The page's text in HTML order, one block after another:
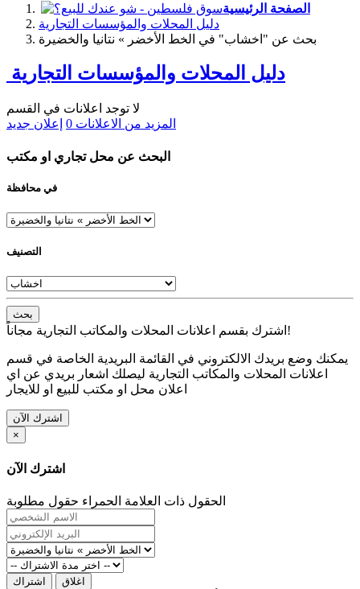
الصفحة الرئيسية
دليل المحلات والمؤسسات التجارية
بحث عن "اخشاب" في الخط الأخضر » نتانيا والخضيرة
دليل المحلات والمؤسسات التجارية
لا توجد اعلانات في القسم
المزيد من الاعلانات 0 إعلان جديد
البحث عن محل تجاري او مكتب
في محافظة
التصنيف
بحث
اشترك بقسم اعلانات المحلات والمكاتب التجارية مجاناً!
يمكنك وضع بريدك الالكتروني في القائمة البريدية الخاصة في قسم
اعلانات المحلات والمكاتب التجارية ليصلك اشعار بريدي عن اي
اعلان محل او مكتب للبيع او للايجار
اشترك الآن
×
اشترك الآن
الحقول ذات العلامة الحمراء حقول مطلوبة
اشتراك اغلاق